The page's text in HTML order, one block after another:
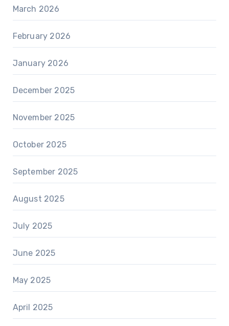
March 2026
February 2026
January 2026
December 2025
November 2025
October 2025
September 2025
August 2025
July 2025
June 2025
May 2025
April 2025